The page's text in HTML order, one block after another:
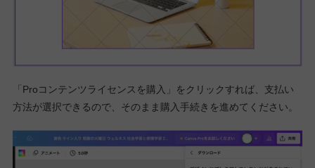
「Proコンテンツライセンスを購入」をクリックすれば、支払い
方法が選択できるので、そのまま購入手続きを進めてください。